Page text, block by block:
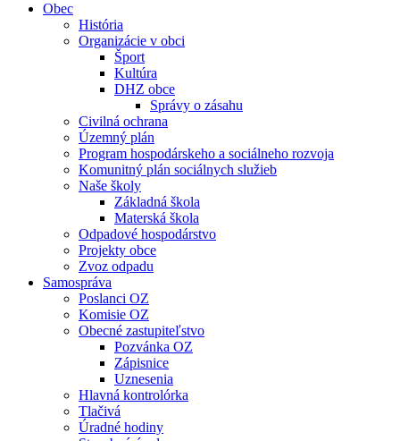
Obec
História
Organizácie v obci
Šport
Kultúra
DHZ obce
Správy o zásahu
Civilná ochrana
Územný plán
Program hospodárskeho a sociálneho rozvoja
Komunitný plán sociálnych služieb
Naše školy
Základná škola
Materská škola
Odpadové hospodárstvo
Projekty obce
Zvoz odpadu
Samospráva
Poslanci OZ
Komisie OZ
Obecné zastupiteľstvo
Pozvánka OZ
Zápisnice
Uznesenia
Hlavná kontrolórka
Tlačivá
Úradné hodiny